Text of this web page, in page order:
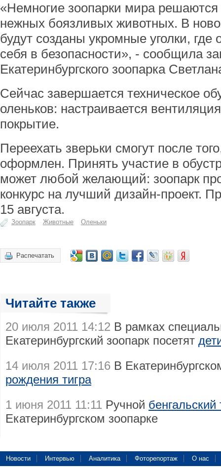
«Немногие зоопарки мира решаются
нежных боязливых животных. В
будут созданы укромные уголки, где
себя в безопасности», - сообщила
Екатеринбургского зоопарка
Сейчас завершается техническое
оленьков: настраивается
покрытие.
Переехать зверьки смогут после
оформлен. Принять участие в
может любой желающий: зоопарк
конкурс на лучший дизайн-проект.
15 августа.
Зоопарк Животные Оленьки
Распечатать
Читайте также
20 июля 2011 14:12 В рамках
Екатеринбургский зоопарк посетят
14 июля 2011 17:16 В
рождения тигра
1 июня 2011 11:11 Ручной бенгальский
Екатеринбургском зоопарке
Новости Интервью Аналитика Фоторепортаж О нас